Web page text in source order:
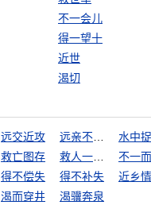
不一会儿
得一望十
近世
渴切
远交近攻
水中
救亡图存
不一
得不偿失 得不补失
近乡
渴而穿井 渴骥奔泉